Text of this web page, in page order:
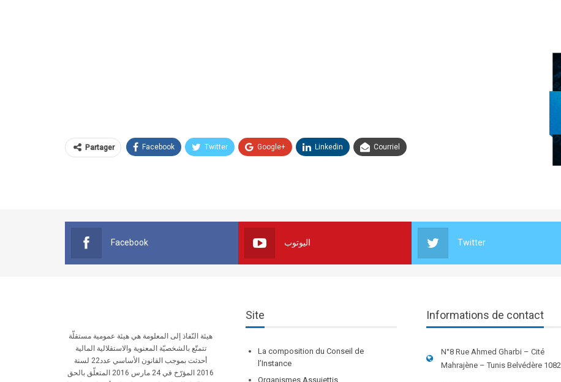
Partager Facebook Twitter Google+ Linkedin Courriel
Facebook اليوتوب Twitter
هيئة النّفاذ إلى المعلومة هي هيئة عمومية مستقلّة
تتمتّع بالشخصيّة المعنوية والاستقلالية المالية
أحدثت بموجب القانون الأساسي عدد22 لسنة
2016 المؤرّخ في 24 مارس 2016 المتعلّق بالحق
Site
La composition du Conseil de
l’Instance
Organismes Assujettis
Informations de contact
N°8 Rue Ahmed Gharbi – Cité
Mahrajène – Tunis Belvédère 1082